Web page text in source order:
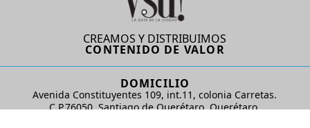
CREAMOS Y DISTRIBUIMOS
CONTENIDO DE VALOR
DOMICILIO
Avenida Constituyentes 109, int.11, colonia Carretas.
C.P.76050. Santiago de Querétaro, Querétaro.